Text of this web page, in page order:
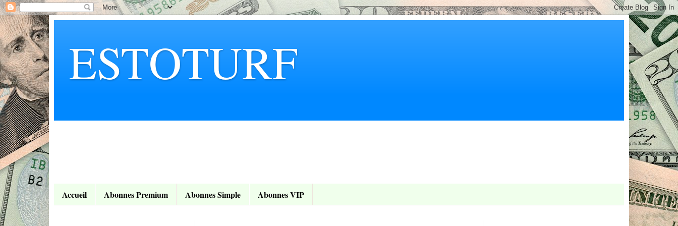
ESTOTURF
Accueil Abonnes Premium Abonnes Simple Abonnes VIP